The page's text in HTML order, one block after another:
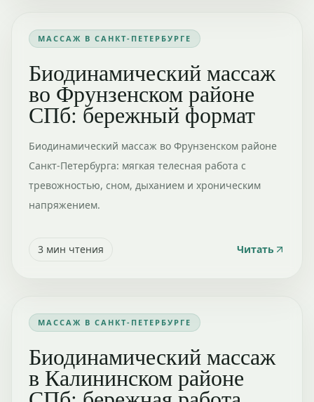
МАССАЖ В САНКТ-ПЕТЕРБУРГЕ
Биодинамический массаж
во Фрунзенском районе
СПб: бережный формат
Биодинамический массаж во Фрунзенском районе
Санкт-Петербурга: мягкая телесная работа с
тревожностью, сном, дыханием и хроническим
напряжением.
3 мин чтения Читать
МАССАЖ В САНКТ-ПЕТЕРБУРГЕ
Биодинамический массаж
в Калининском районе